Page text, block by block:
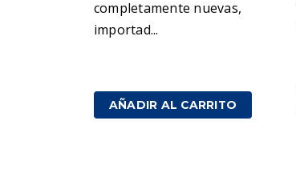
completamente nuevas,
importad...
AÑADIR AL CARRITO